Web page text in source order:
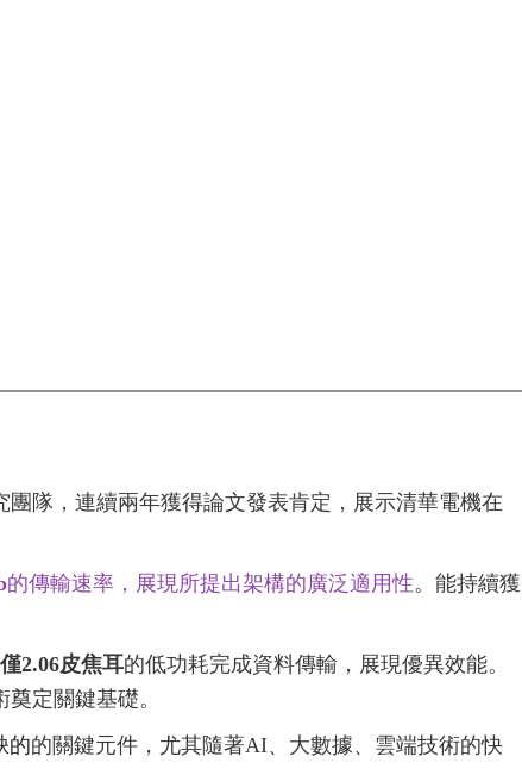
隊，連續兩年獲得論文發表肯定，展示清華電機在
的傳輸速率，展現所提出架構的廣泛適用性。能持續獲
2.06皮焦耳的低功耗完成資料傳輸，展現優異效能。
定關鍵基礎。
的的關鍵元件，尤其隨著AI、大數據、雲端技術的快